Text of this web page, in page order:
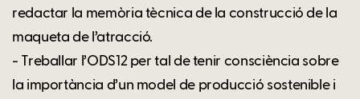
redactar la memòria tècnica de la construcció de la
maqueta de l’atracció.
- Treballar l’ODS12 per tal de tenir consciència sobre
la importància d’un model de producció sostenible i